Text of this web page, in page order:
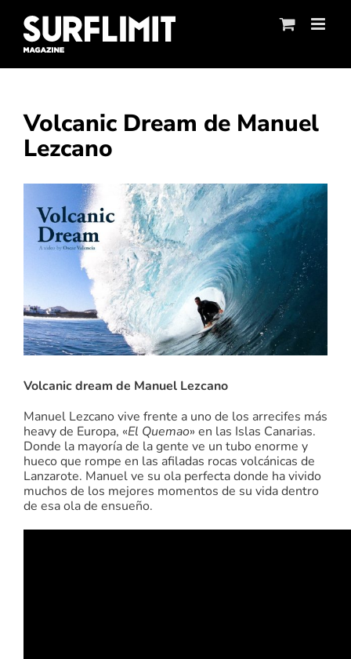
content
Volcanic Dream de Manuel
Lezcano
imagen
más
grande
Volcanic dream de Manuel Lezcano
Manuel Lezcano vive frente a uno de los arrecifes más
heavy ​​de Europa, «El Quemao» en las Islas Canarias.
Donde la mayoría de la gente ve un tubo enorme y
hueco que rompe en las afiladas rocas volcánicas de
Lanzarote. Manuel ve su ola perfecta donde ha vivido
muchos de los mejores momentos de su vida dentro
de esa ola de ensueño.